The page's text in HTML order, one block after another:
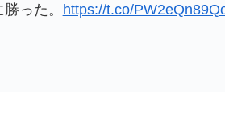
った。
https://t.co/